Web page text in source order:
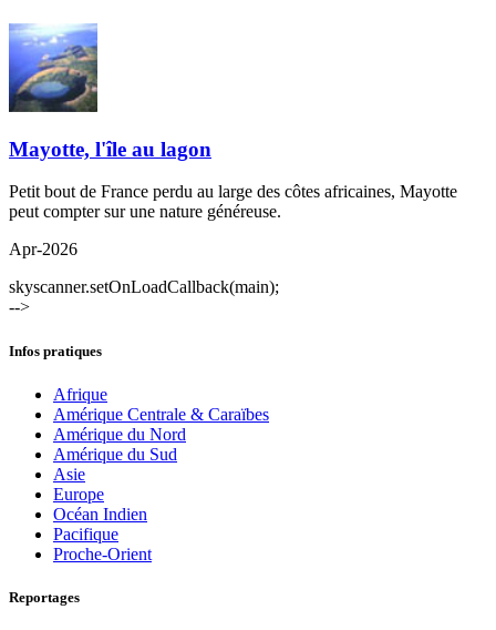
Mayotte, l'île au lagon
Petit bout de France perdu au large des côtes africaines, Mayotte
peut compter sur une nature généreuse.
Apr-2026
skyscanner.setOnLoadCallback(main);
-->
Infos pratiques
Afrique
Amérique Centrale & Caraïbes
Amérique du Nord
Amérique du Sud
Asie
Europe
Océan Indien
Pacifique
Proche-Orient
Reportages